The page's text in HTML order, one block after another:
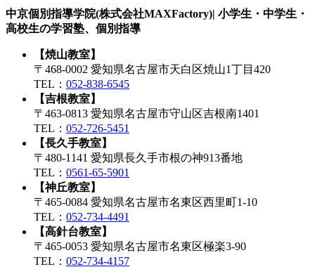
中京個別指導学院(株式会社MAXFactory)| 小学生・中学生・
高校生の学習塾、個別指導
【焼山教室】
〒468-0002 愛知県名古屋市天白区焼山1丁目420
TEL： 052-838-6545
【吉根教室】
〒463-0813 愛知県名古屋市守山区吉根南1401
TEL： 052-726-5451
【長久手教室】
〒480-1141 愛知県長久手市根の神913番地
TEL： 0561-65-5901
【神丘教室】
〒465-0084 愛知県名古屋市名東区西里町1-10
TEL： 052-734-4491
【高針台教室】
〒465-0053 愛知県名古屋市名東区極楽3-90
TEL： 052-734-4157